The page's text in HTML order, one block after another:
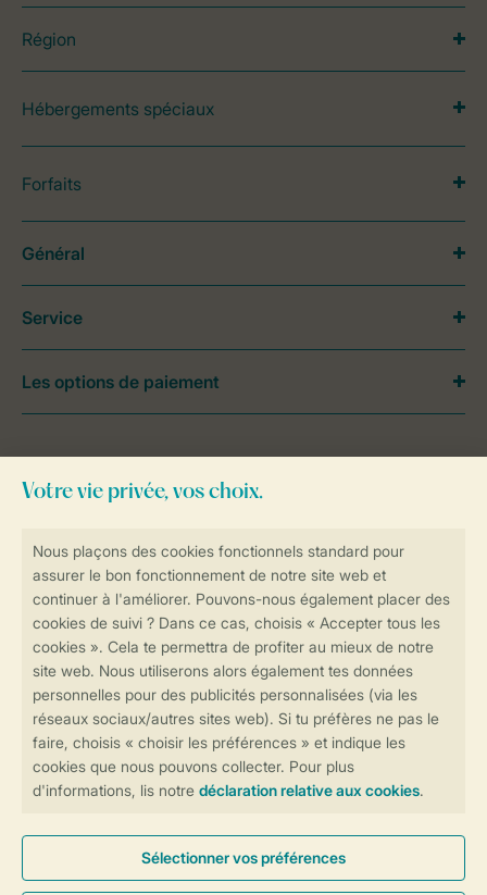
Plus d’infos et préférences
Réservations en ligne rapides et sécurisées
Transmission sécurisée des données
Paiement sécurisé
Région
Hébergements spéciaux
Forfaits
contactez notreContact Center.
Général
Service
Les options de paiement